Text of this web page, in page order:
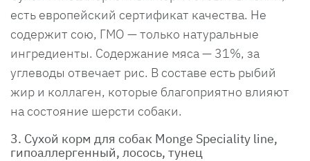
есть европейский сертификат качества. Не
содержит сою, ГМО — только натуральные
ингредиенты. Содержание мяса — 31%, за
углеводы отвечает рис. В составе есть рыбий
жир и коллаген, которые благоприятно влияют
на состояние шерсти собаки.
3. Сухой корм для собак Monge Speciality line,
гипоаллергенный, лосось, тунец